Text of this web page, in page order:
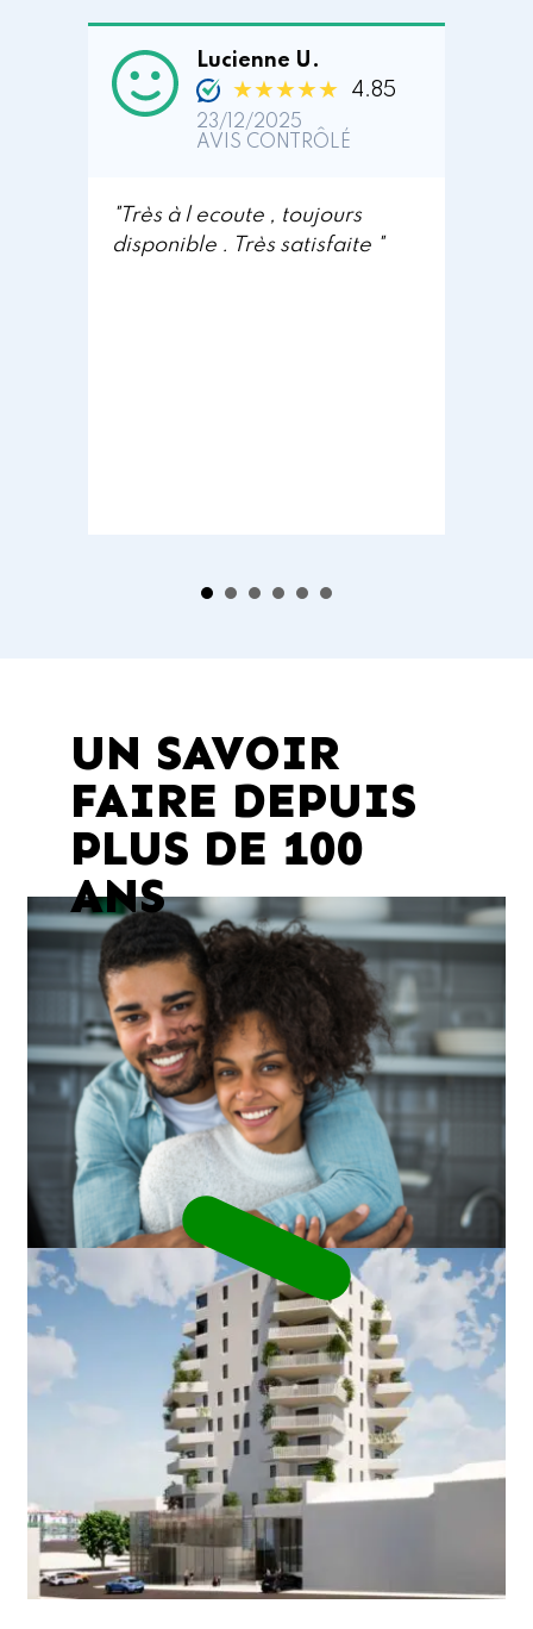
Lucienne U.
★★★★★ 4.85
23/12/2025
AVIS CONTRÔLÉ
"Très à l ecoute , toujours
disponible . Très satisfaite "
UN SAVOIR
FAIRE DEPUIS
PLUS DE 100
ANS